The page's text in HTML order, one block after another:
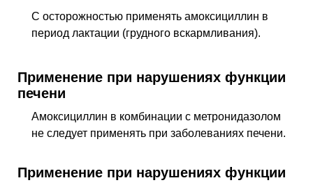
С осторожностью применять амоксициллин в
период лактации (грудного вскармливания).
Применение при нарушениях функции
печени
Амоксициллин в комбинации с метронидазолом
не следует применять при заболеваниях печени.
Применение при нарушениях функции